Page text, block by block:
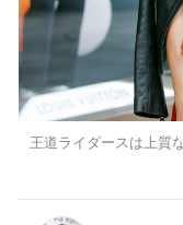
王道ライダースは上質